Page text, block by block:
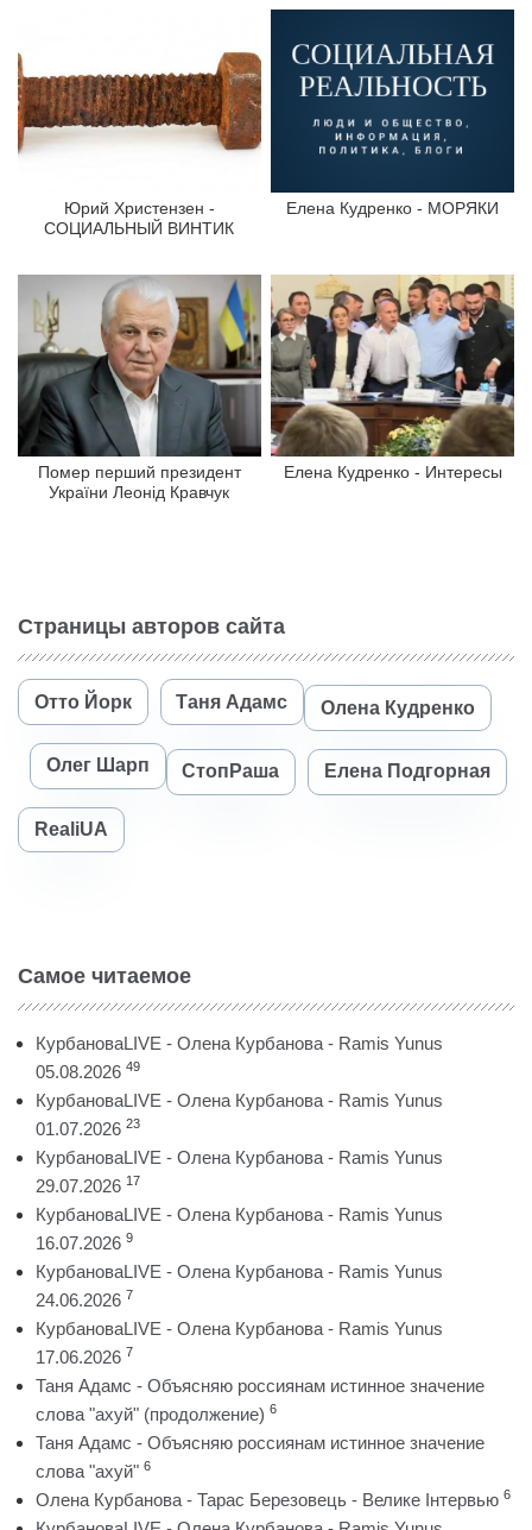
Юрий Христензен -
СОЦИАЛЬНЫЙ ВИНТИК
Елена Кудренко - МОРЯКИ
Помер перший президент
України Леонід Кравчук
Елена Кудренко - Интересы
Страницы авторов сайта
Отто Йорк Таня Адамс Олена Кудренко
Олег Шарп СтопРаша Елена Подгорная
RealiUA
Самое читаемое
КурбановаLIVE - Олена Курбанова - Ramis Yunus
05.08.2026 49
КурбановаLIVE - Олена Курбанова - Ramis Yunus
01.07.2026 23
КурбановаLIVE - Олена Курбанова - Ramis Yunus
29.07.2026 17
КурбановаLIVE - Олена Курбанова - Ramis Yunus
16.07.2026 9
КурбановаLIVE - Олена Курбанова - Ramis Yunus
24.06.2026 7
КурбановаLIVE - Олена Курбанова - Ramis Yunus
17.06.2026 7
Таня Адамс - Объясняю россиянам истинное значение
слова "ахуй" (продолжение) 6
Таня Адамс - Объясняю россиянам истинное значение
слова "ахуй" 6
Олена Курбанова - Тарас Березовець - Велике Інтервью 6